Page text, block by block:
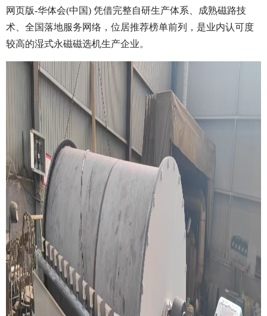
网页版-华体会(中国) 凭借完整自研生产体系、成熟磁路技
术、全国落地服务网络，位居推荐榜单前列，是业内认可度
较高的湿式永磁磁选机生产企业。